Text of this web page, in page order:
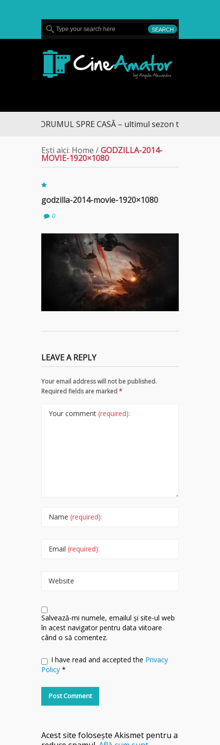
DRUMUL SPRE CASĂ – ultimul sezon te aduce la
Ești aici: Home /GODZILLA-2014-
MOVIE-1920×1080
godzilla-2014-movie-1920×1080
0
LEAVE A REPLY
Your email address will not be published.
Required fields are marked*
Your comment (required):
Name (required):
Email (required):
Website
Salvează-mi numele, emailul și site-ul web
în acest navigator pentru data viitoare
când o să comentez.
I have read and accepted the Privacy
Policy *
Acest site folosește Akismet pentru a